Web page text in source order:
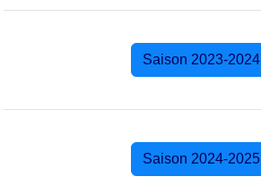
Saison 2023-2024
Saison 2024-2025